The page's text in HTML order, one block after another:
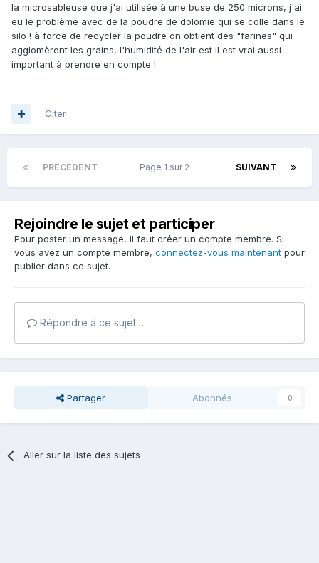
la microsableuse que j'ai utilisée à une buse de 250 microns, j'ai
eu le problème avec de la poudre de dolomie qui se colle dans le
silo ! à force de recycler la poudre on obtient des "farines" qui
agglomèrent les grains, l'humidité de l'air est il est vrai aussi
important à prendre en compte !
Citer
PRÉCÉDENT SUIVANT
Page 1 sur 2
Rejoindre le sujet et participer
Pour poster un message, il faut créer un compte membre. Si
vous avez un compte membre, connectez-vous maintenant pour
publier dans ce sujet.
Répondre à ce sujet…
Partager Abonnés 0
Aller sur la liste des sujets